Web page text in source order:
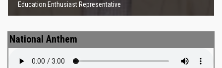
Education Enthusiast Representative
National Anthem